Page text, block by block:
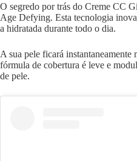
O segredo por trás do Creme CC
Age Defying. Esta tecnologia
a hidratada durante todo o dia.
A sua pele ficará instantaneamente
fórmula de cobertura é leve e
de pele.